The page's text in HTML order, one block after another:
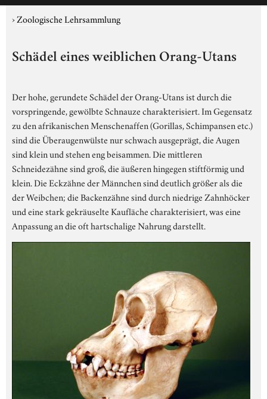
›Zoologische Lehrsammlung
Schädel eines weiblichen Orang-Utans
Der hohe, gerundete Schädel der Orang-Utans ist durch die
vorspringende, gewölbte Schnauze charakterisiert. Im Gegensatz
zu den afrikanischen Menschenaffen (Gorillas, Schimpansen etc.)
sind die Überaugenwülste nur schwach ausgeprägt, die Augen
sind klein und stehen eng beisammen. Die mittleren
Schneidezähne sind groß, die äußeren hingegen stiftförmig und
klein. Die Eckzähne der Männchen sind deutlich größer als die
der Weibchen; die Backenzähne sind durch niedrige Zahnhöcker
und eine stark gekräuselte Kaufläche charakterisiert, was eine
Anpassung an die oft hartschalige Nahrung darstellt.